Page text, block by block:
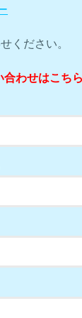
ください。
合わせはこち